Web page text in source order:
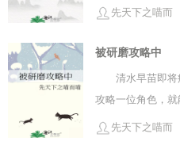
是论文！”直到后
近到须弥城内近
稻妻边陲小岛上
可是须弥邻国水
愿地给她做饭，
次卖身养家！
先天下之喵而
被研磨攻略中
清水早苗即
攻略一位角色
我一点都试不了
先天下之喵而